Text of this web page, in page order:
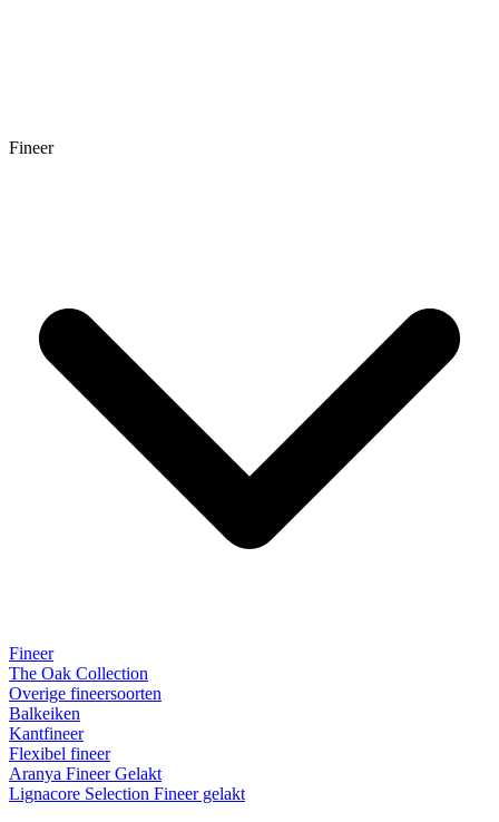
Fineer
Fineer
The Oak Collection
Overige fineersoorten
Balkeiken
Kantfineer
Flexibel fineer
Aranya Fineer Gelakt
Lignacore Selection Fineer gelakt